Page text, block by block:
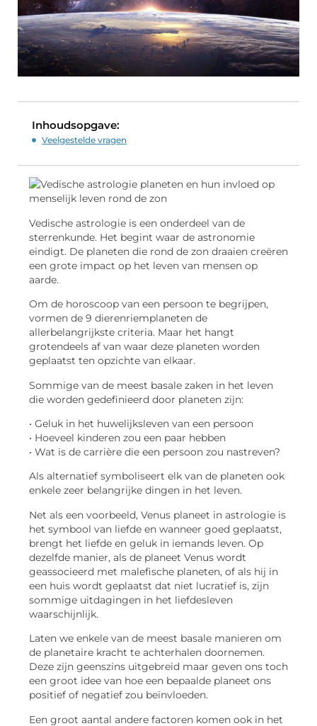
Inhoudsopgave:
Veelgestelde vragen
Vedische astrologie is een onderdeel van de
sterrenkunde. Het begint waar de astronomie
eindigt. De planeten die rond de zon draaien creëren
een grote impact op het leven van mensen op
aarde.
Om de horoscoop van een persoon te begrijpen,
vormen de 9 dierenriemplaneten de
allerbelangrijkste criteria. Maar het hangt
grotendeels af van waar deze planeten worden
geplaatst ten opzichte van elkaar.
Sommige van de meest basale zaken in het leven
die worden gedefinieerd door planeten zijn:
• Geluk in het huwelijksleven van een persoon
• Hoeveel kinderen zou een paar hebben
• Wat is de carrière die een persoon zou nastreven?
Als alternatief symboliseert elk van de planeten ook
enkele zeer belangrijke dingen in het leven.
Net als een voorbeeld, Venus planeet in astrologie is
het symbool van liefde en wanneer goed geplaatst,
brengt het liefde en geluk in iemands leven. Op
dezelfde manier, als de planeet Venus wordt
geassocieerd met malefische planeten, of als hij in
een huis wordt geplaatst dat niet lucratief is, zijn
sommige uitdagingen in het liefdesleven
waarschijnlijk.
Laten we enkele van de meest basale manieren om
de planetaire kracht te achterhalen doornemen.
Deze zijn geenszins uitgebreid maar geven ons toch
een groot idee van hoe een bepaalde planeet ons
positief of negatief zou beïnvloeden.
Een groot aantal andere factoren komen ook in het